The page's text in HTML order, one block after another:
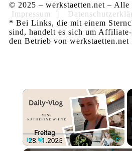
© 2025 – werkstaetten.net –
Impressum
|
* Bei Links, die mit einem
sind, handelt es sich um
den Betrieb von werkstaetten.net
×